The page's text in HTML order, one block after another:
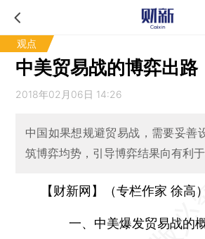
观点
中美贸易战的博弈出路
2018年02月06日 14:26
中国如果想规避贸易战，需要妥善
筑博弈均势，引导博弈结果向有利
【财新网】（专栏作家 徐高）
一、中美爆发贸易战的